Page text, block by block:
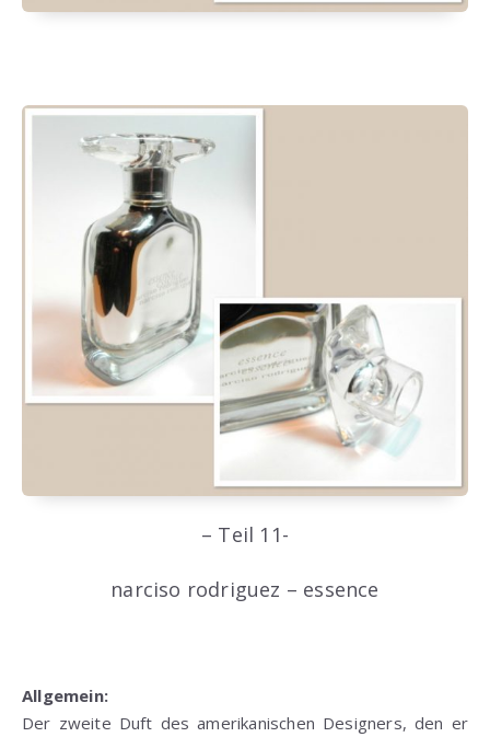
– Teil 11-
narciso rodriguez – essence
Allgemein:
Der zweite Duft des amerikanischen Designers, den er